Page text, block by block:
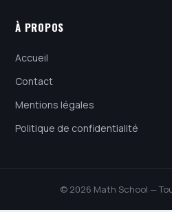
À PROPOS
Accueil
Contact
Mentions légales
Politique de confidentialité
© 2026 Math School —